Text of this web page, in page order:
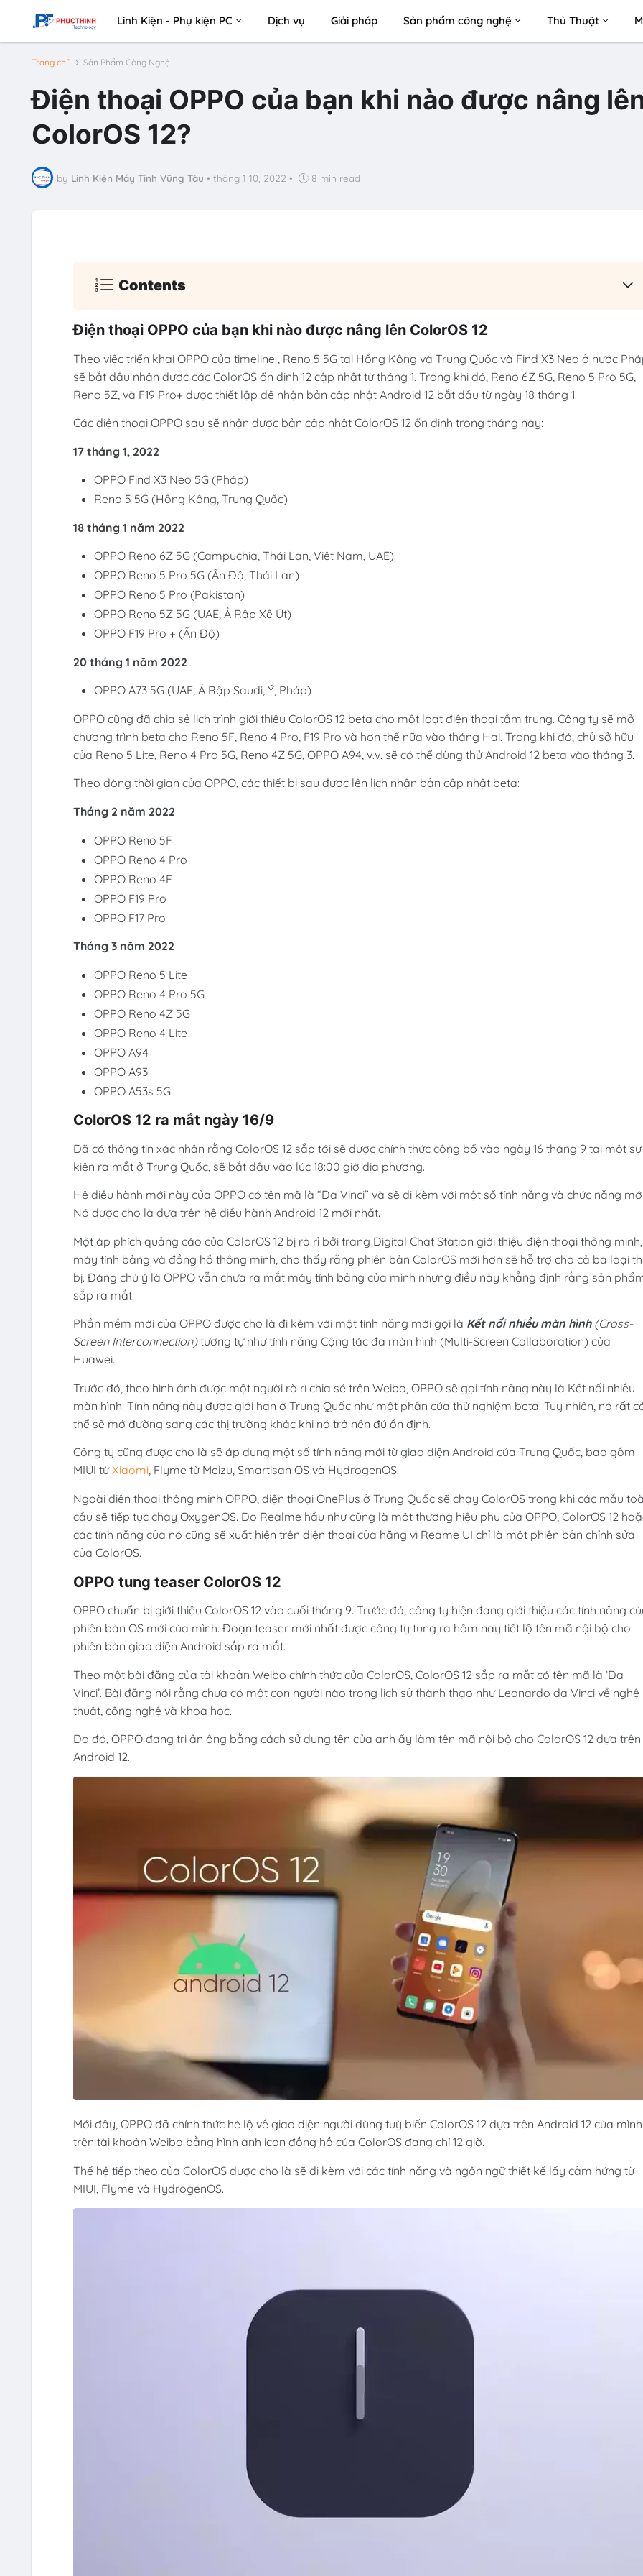
Linh Kiện - Phụ kiện PC Dịch vụ Giải pháp Sản phẩm công nghệ Thủ Thuật
Trang chủ Sản Phẩm Công Nghệ
Điện thoại OPPO của bạn khi nào được nâng
ColorOS 12?
by Linh Kiện Máy Tính Vũng Tàu • tháng 1 10, 2022 • 8 min read
Contents
Điện thoại OPPO của bạn khi nào được nâng lên ColorOS 12
Theo việc triển khai OPPO của timeline , Reno 5 5G tại Hồng Kông và Trung Quốc và Find X3 Neo ở nước
sẽ bắt đầu nhận được các ColorOS ổn định 12 cập nhật từ tháng 1. Trong khi đó, Reno 6Z 5G, Reno 5 Pro 5G,
Reno 5Z, và F19 Pro+ được thiết lập để nhận bản cập nhật Android 12 bắt đầu từ ngày 18 tháng 1.
Các điện thoại OPPO sau sẽ nhận được bản cập nhật ColorOS 12 ổn định trong tháng này:
17 tháng 1, 2022
OPPO Find X3 Neo 5G (Pháp)
Reno 5 5G (Hồng Kông, Trung Quốc)
18 tháng 1 năm 2022
OPPO Reno 6Z 5G (Campuchia, Thái Lan, Việt Nam, UAE)
OPPO Reno 5 Pro 5G (Ấn Độ, Thái Lan)
OPPO Reno 5 Pro (Pakistan)
OPPO Reno 5Z 5G (UAE, Ả Rập Xê Út)
OPPO F19 Pro + (Ấn Độ)
20 tháng 1 năm 2022
OPPO A73 5G (UAE, Ả Rập Saudi, Ý, Pháp)
OPPO cũng đã chia sẻ lịch trình giới thiệu ColorOS 12 beta cho một loạt điện thoại tầm trung. Công ty sẽ mở
chương trình beta cho Reno 5F, Reno 4 Pro, F19 Pro và hơn thế nữa vào tháng Hai. Trong khi đó, chủ sở hữu
của Reno 5 Lite, Reno 4 Pro 5G, Reno 4Z 5G, OPPO A94, v.v. sẽ có thể dùng thử Android 12 beta vào tháng 3.
Theo dòng thời gian của OPPO, các thiết bị sau được lên lịch nhận bản cập nhật beta:
Tháng 2 năm 2022
OPPO Reno 5F
OPPO Reno 4 Pro
OPPO Reno 4F
OPPO F19 Pro
OPPO F17 Pro
Tháng 3 năm 2022
OPPO Reno 5 Lite
OPPO Reno 4 Pro 5G
OPPO Reno 4Z 5G
OPPO Reno 4 Lite
OPPO A94
OPPO A93
OPPO A53s 5G
ColorOS 12 ra mắt ngày 16/9
Đã có thông tin xác nhận rằng ColorOS 12 sắp tới sẽ được chính thức công bố vào ngày 16 tháng 9 tại một sự
kiện ra mắt ở Trung Quốc, sẽ bắt đầu vào lúc 18:00 giờ địa phương.
Hệ điều hành mới này của OPPO có tên mã là “Da Vinci” và sẽ đi kèm với một số tính năng và chức năng
Nó được cho là dựa trên hệ điều hành Android 12 mới nhất.
Một áp phích quảng cáo của ColorOS 12 bị rò rỉ bởi trang Digital Chat Station giới thiệu điện thoại thông minh,
máy tính bảng và đồng hồ thông minh, cho thấy rằng phiên bản ColorOS mới hơn sẽ hỗ trợ cho cả ba loại
bị. Đáng chú ý là OPPO vẫn chưa ra mắt máy tính bảng của mình nhưng điều này khẳng định rằng sản
sắp ra mắt.
Phần mềm mới của OPPO được cho là đi kèm với một tính năng mới gọi là Kết nối nhiều màn hình (Cross-
Screen Interconnection)tương tự như tính năng Cộng tác đa màn hình (Multi-Screen Collaboration) của
Huawei.
Trước đó, theo hình ảnh được một người rò rỉ chia sẻ trên Weibo, OPPO sẽ gọi tính năng này là Kết nối nhiều
màn hình. Tính năng này được giới hạn ở Trung Quốc như một phần của thử nghiệm beta. Tuy nhiên, nó rất
thể sẽ mở đường sang các thị trường khác khi nó trở nên đủ ổn định.
Công ty cũng được cho là sẽ áp dụng một số tính năng mới từ giao diện Android của Trung Quốc, bao gồm
MIUI từXiaomi, Flyme từ Meizu, Smartisan OS và HydrogenOS.
Ngoài điện thoại thông minh OPPO, điện thoại OnePlus ở Trung Quốc sẽ chạy ColorOS trong khi các mẫu
cầu sẽ tiếp tục chạy OxygenOS. Do Realme hầu như cũng là một thương hiệu phụ của OPPO, ColorOS 12
các tính năng của nó cũng sẽ xuất hiện trên điện thoại của hãng vì Reame UI chỉ là một phiên bản chỉnh sửa
của ColorOS.
OPPO tung teaser ColorOS 12
OPPO chuẩn bị giới thiệu ColorOS 12 vào cuối tháng 9. Trước đó, công ty hiện đang giới thiệu các tính năng
phiên bản OS mới của mình. Đoạn teaser mới nhất được công ty tung ra hôm nay tiết lộ tên mã nội bộ cho
phiên bản giao diện Android sắp ra mắt.
Theo một bài đăng của tài khoản Weibo chính thức của ColorOS, ColorOS 12 sắp ra mắt có tên mã là ‘Da
Vinci’. Bài đăng nói rằng chưa có một con người nào trong lịch sử thành thạo như Leonardo da Vinci về nghệ
thuật, công nghệ và khoa học.
Do đó, OPPO đang tri ân ông bằng cách sử dụng tên của anh ấy làm tên mã nội bộ cho ColorOS 12 dựa trên
Android 12.
Mới đây, OPPO đã chính thức hé lộ về giao diện người dùng tuỳ biến ColorOS 12 dựa trên Android 12 của mình
trên tài khoản Weibo bằng hình ảnh icon đồng hồ của ColorOS đang chỉ 12 giờ.
Thế hệ tiếp theo của ColorOS được cho là sẽ đi kèm với các tính năng và ngôn ngữ thiết kế lấy cảm hứng từ
MIUI, Flyme và HydrogenOS.